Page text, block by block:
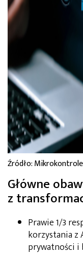
Źródło:
Główne
z
Prawie 1/3
korzystania z
prywatności i